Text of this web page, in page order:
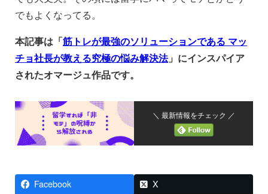
でもよくなってる。
本記事は「筋トレが最強のソリューションである マッ
チョ社長が教える究極の悩み解決法」にインスパイア
されたオマージュ作品です。
＼ 最新情報をチェック ／
Facebook
X